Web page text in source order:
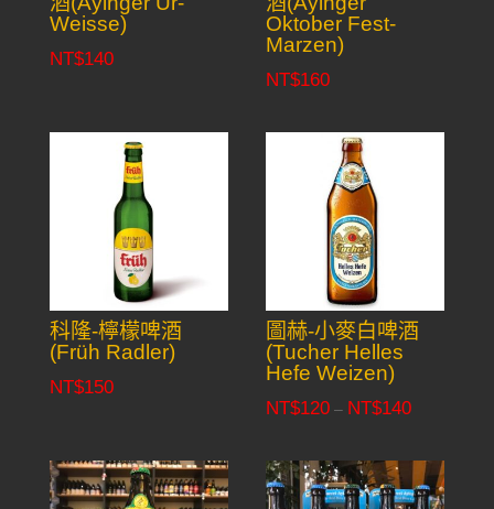
Weisse)
NT$140
Oktober Fest-
Marzen)
NT$160
科隆-檸檬啤酒
(Früh Radler)
NT$150
圖赫-小麥白啤酒
(Tucher Helles
Hefe Weizen)
NT$120 – NT$140Price
NT$120
through